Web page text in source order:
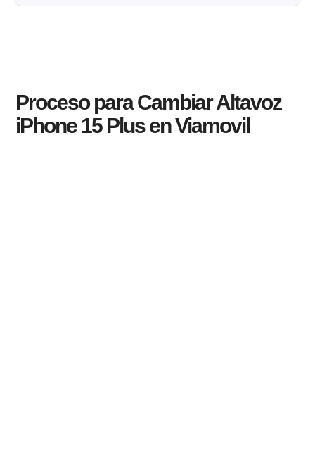
Proceso para Cambiar Altavoz
iPhone 15 Plus en Viamovil